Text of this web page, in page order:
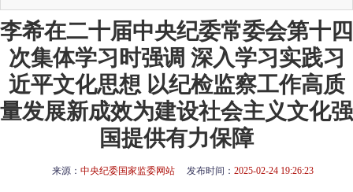
李希在二十届中央纪委常委会第十四
次集体学习时强调 深入学习实践习
近平文化思想 以纪检监察工作高质
量发展新成效为建设社会主义文化强
国提供有力保障
来源： 中央纪委国家监委网站 发布时间： 2025-02-24 19:26:23